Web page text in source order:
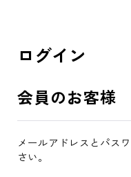
ログイン
会員のお客様
メールアドレスとパス
さい。